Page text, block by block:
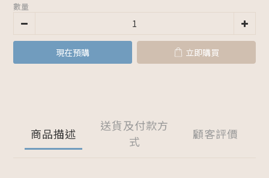
數量
現在預購 立即購買
商品描述
送貨及付款方
式
顧客評價